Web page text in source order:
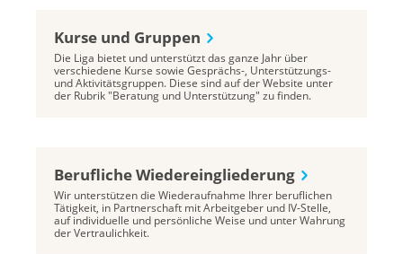
Kurse und Gruppen
Die Liga bietet und unterstützt das ganze Jahr über
verschiedene Kurse sowie Gesprächs-, Unterstützungs-
und Aktivitätsgruppen. Diese sind auf der Website unter
der Rubrik "Beratung und Unterstützung" zu finden.
Berufliche Wiedereingliederung
Wir unterstützen die Wiederaufnahme Ihrer beruflichen
Tätigkeit, in Partnerschaft mit Arbeitgeber und IV-Stelle,
auf individuelle und persönliche Weise und unter Wahrung
der Vertraulichkeit.